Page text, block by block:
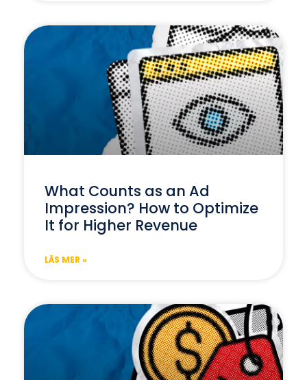
What Counts as an Ad
Impression? How to Optimize
It for Higher Revenue
LÄS MER »